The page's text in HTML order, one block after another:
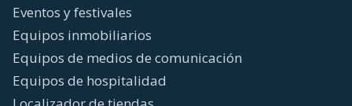
Eventos y festivales
Equipos inmobiliarios
Equipos de medios de comunicación
Equipos de hospitalidad